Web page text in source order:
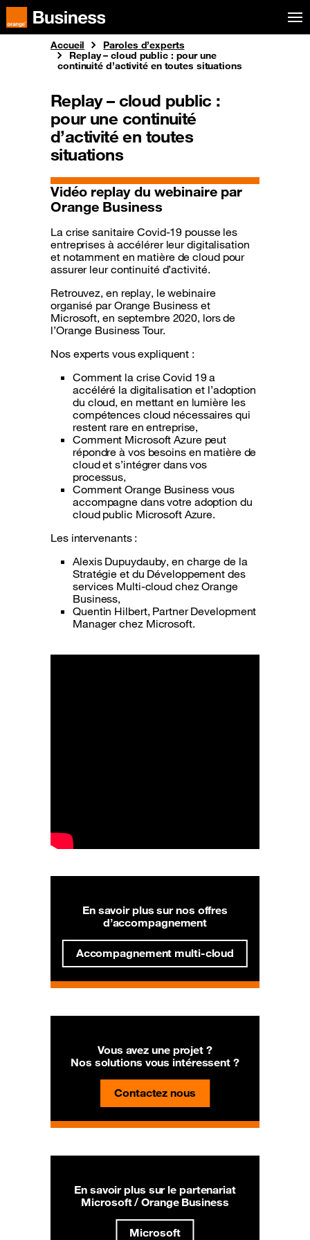
Aller au menu
Orange Business
Accueil
Paroles d’experts
Replay – cloud public : pour une
continuité d’activité en toutes situations
Replay – cloud public :
pour une continuité
d’activité en toutes
situations
Vidéo replay du webinaire par
Orange Business
La crise sanitaire Covid-19 pousse les
entreprises à accélérer leur digitalisation
et notamment en matière de cloud pour
assurer leur continuité d’activité.
Retrouvez, en replay, le webinaire
organisé par Orange Business et
Microsoft, en septembre 2020, lors de
l’Orange Business Tour.
Nos experts vous expliquent :
Comment la crise Covid 19 a
accéléré la digitalisation et l’adoption
du cloud, en mettant en lumière les
compétences cloud nécessaires qui
restent rare en entreprise,
Comment Microsoft Azure peut
répondre à vos besoins en matière de
cloud et s’intégrer dans vos
processus,
Comment Orange Business vous
accompagne dans votre adoption du
cloud public Microsoft Azure.
Les intervenants :
Alexis Dupuydauby, en charge de la
Stratégie et du Développement des
services Multi-cloud chez Orange
Business,
Quentin Hilbert, Partner Development
Manager chez Microsoft.
En savoir plus sur nos offres
d’accompagnement
Accompagnement multi-cloud
Vous avez une projet ?
Nos solutions vous intéressent ?
Contactez nous
En savoir plus sur le partenariat
Microsoft / Orange Business
Microsoft